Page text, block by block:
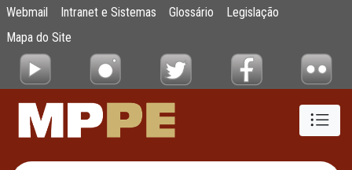
Pular para o Conteúdo principal
MPPE reforça orientações sobre
Webmail Intranet e Sistemas Glossário
Legislação
Mapa do Site